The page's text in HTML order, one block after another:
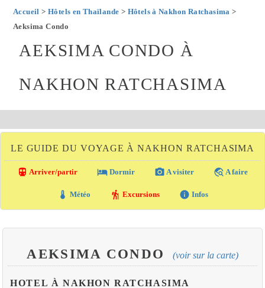
Accueil > Hôtels en Thaïlande > Hôtels à Nakhon Ratchasima >
Aeksima Condo
AEKSIMA CONDO À
NAKHON RATCHASIMA
LE GUIDE DU VOYAGE À NAKHON RATCHASIMA
directions_transit Arriver/partir local_hotel Dormir photo_camera A visiter travel_explore A faire
thermostat Météo hiking Excursions info Infos
AEKSIMA CONDO (voir sur la carte)
HOTEL À NAKHON RATCHASIMA